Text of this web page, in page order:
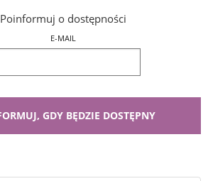
Poinformuj o dostępności
E-MAIL